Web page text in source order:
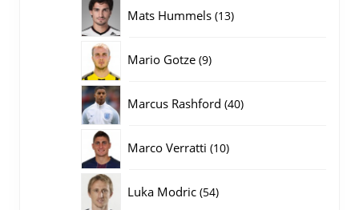
Mats Hummels 1313
Mario Gotze 99
Marcus Rashford 4040
Marco Verratti 1010
Luka Modric 5454